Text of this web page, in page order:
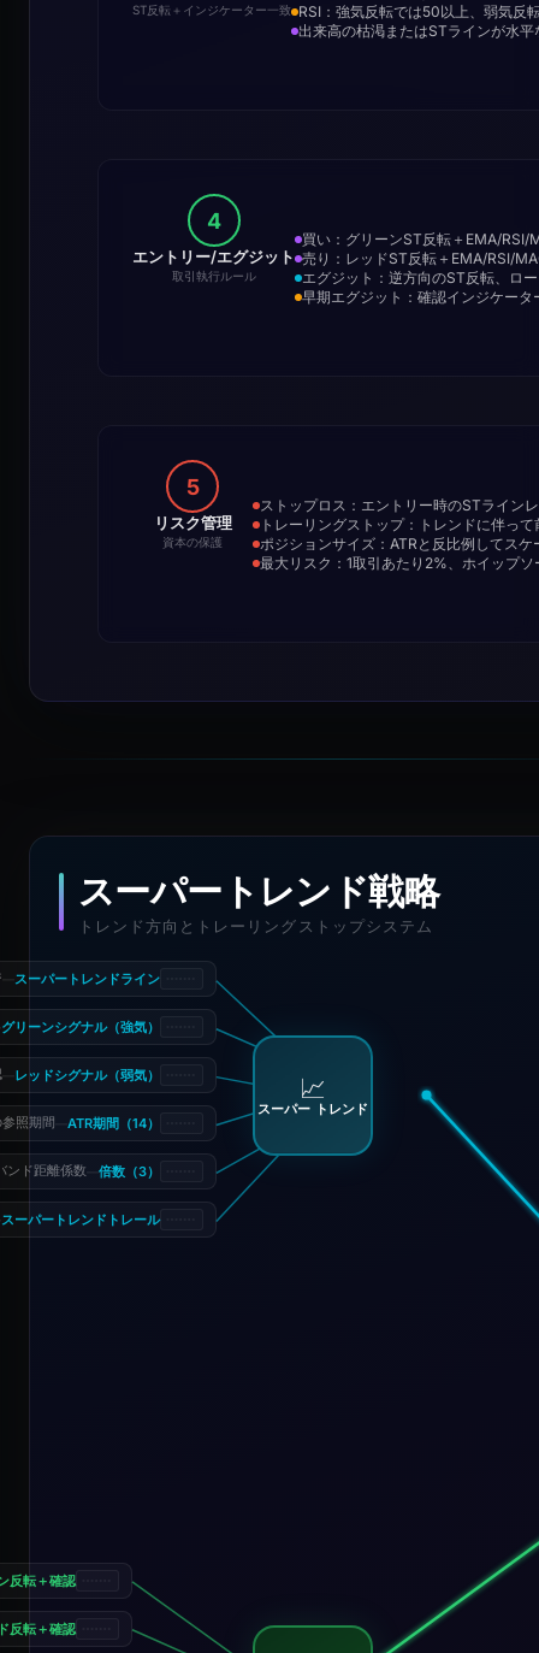
ST反転＋インジケーター一致 RSI：強気反転では50以上、弱気反
出来高の枯渇またはSTラインが水
4
エントリー/エグジット
取引執行ルール
買い：グリーンST反転＋EMA/RSI/
売り：レッドST反転＋EMA/RSI/
エグジット：逆方向のST反転、ロ
早期エグジット：確認インジケー
5
リスク管理
資本の保護
ストップロス：エントリー時のSTライン
トレーリングストップ：トレンドに伴っ
ポジションサイズ：ATRと反比例してス
最大リスク：1取引あたり2%、ホイップ
スーパートレンド戦略
トレンド方向とトレーリングストップシステム
📈
スーパー トレンド
スーパートレンドライン
グリーンシグナル（強気）
レッドシグナル（弱気）
ATR期間（14）
照期間
倍数（3）
ンド距離係数
スーパートレンドトレール
反転＋確認
反転＋確認